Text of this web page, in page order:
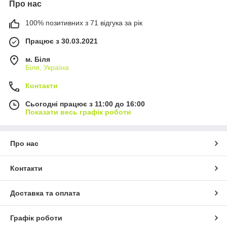
Про нас
100% позитивних з 71 відгука за рік
Працює з 30.03.2021
м. Біля
Біля, Україна
Контакти
Сьогодні працює з 11:00 до 16:00
Показати весь графік роботи
Про нас
Контакти
Доставка та оплата
Графік роботи